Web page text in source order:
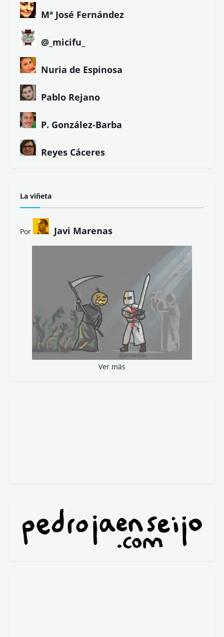
Mª José Fernández
@_micifu_
Nuria de Espinosa
Pablo Rejano
P. González-Barba
Reyes Cáceres
La viñeta
Por Javi Marenas
Ver más